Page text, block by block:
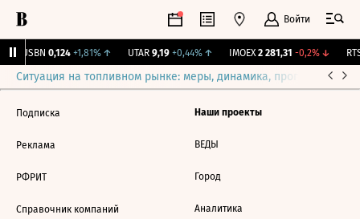
Войти
USBN 0,124 +1,81%↑ UTAR 9,19 +0,44%↑ IMOEX 2 281,31 -0,2%↓
Ситуация на топливном рынке: меры, динамика, прогнозы
Подписка
Реклама
РФРИТ
Справочник компаний
Наши проекты
ВЕДЫ
Город
Аналитика